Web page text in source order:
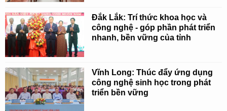
Đắk Lắk: Trí thức khoa học và
công nghệ - góp phần phát triển
nhanh, bền vững của tỉnh
Vĩnh Long: Thúc đẩy ứng dụng
công nghệ sinh học trong phát
triển bền vững